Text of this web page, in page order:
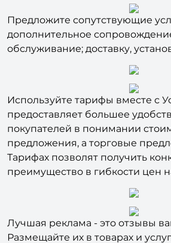
Предложите сопутствующие
дополнительное
обслуживание; доставку,
Используйте тарифы вместе с
предоставляет большее
покупателей в понимании
предложения, а торговые
Тарифах позволят получить
преимущество в гибкости цен